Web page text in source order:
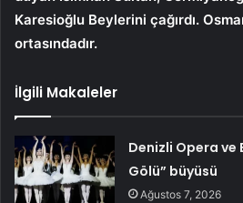
Karesioğlu Beylerini çağırdı.
ortasındadır.
İlgili Makaleler
Denizli Opera ve
Gölü” büyüsü
Ağustos 7, 2026